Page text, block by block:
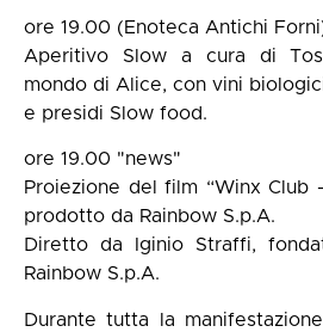
ore 19.00 (Enoteca Antichi
Aperitivo Slow a cura di
mondo di Alice, con vini
e presidi Slow food.
ore 19.00 "news"
Proiezione del film “Winx Club
prodotto da Rainbow S.p.A.
Diretto da Iginio Straffi,
Rainbow S.p.A.
Durante tutta la